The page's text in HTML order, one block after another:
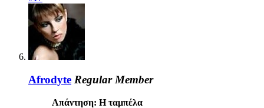
Afrodyte Regular Member
Απάντηση: Η ταμπέλα